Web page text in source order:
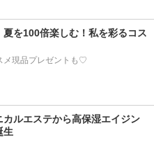
夏を100倍楽しむ！私を彩るコス
メ現品プレゼントも♡
カルエステから高保湿エイジン
生